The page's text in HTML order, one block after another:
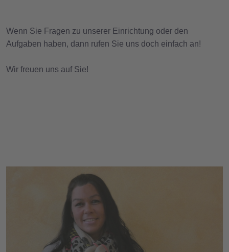
Wenn Sie Fragen zu unserer Einrichtung oder den
Aufgaben haben, dann rufen Sie uns doch einfach an!
Wir freuen uns auf Sie!